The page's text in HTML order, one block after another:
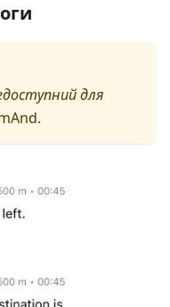
для